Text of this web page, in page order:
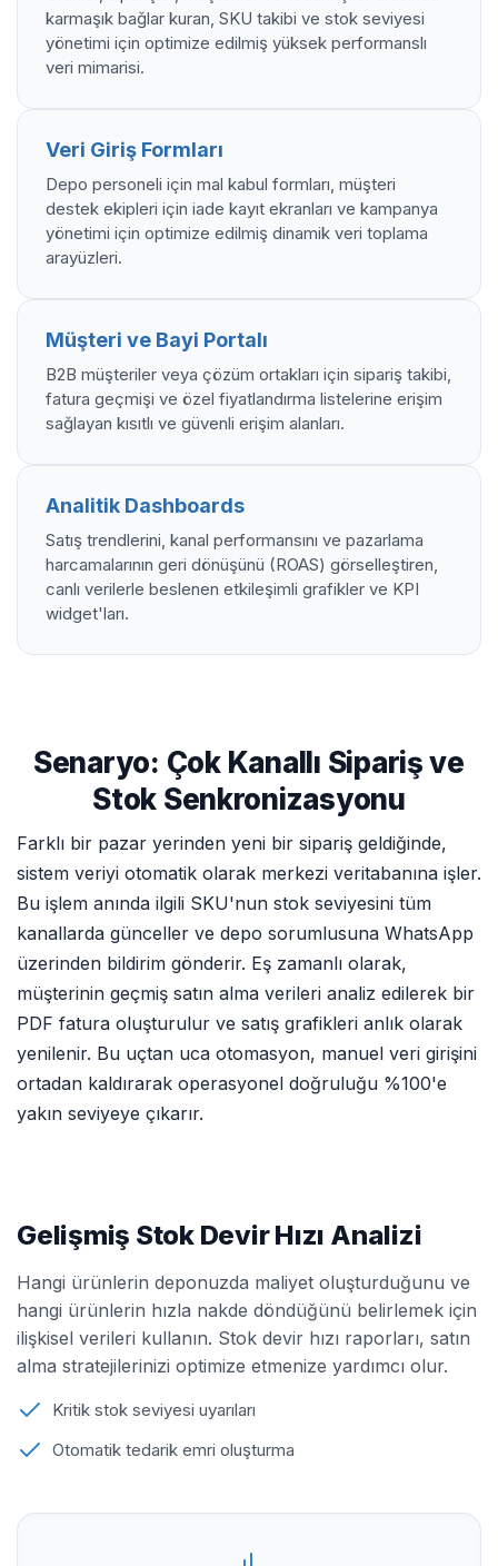
karmaşık bağlar kuran, SKU takibi ve stok seviyesi
yönetimi için optimize edilmiş yüksek performanslı
veri mimarisi.
Veri Giriş Formları
Depo personeli için mal kabul formları, müşteri
destek ekipleri için iade kayıt ekranları ve kampanya
yönetimi için optimize edilmiş dinamik veri toplama
arayüzleri.
Müşteri ve Bayi Portalı
B2B müşteriler veya çözüm ortakları için sipariş takibi,
fatura geçmişi ve özel fiyatlandırma listelerine erişim
sağlayan kısıtlı ve güvenli erişim alanları.
Analitik Dashboards
Satış trendlerini, kanal performansını ve pazarlama
harcamalarının geri dönüşünü (ROAS) görselleştiren,
canlı verilerle beslenen etkileşimli grafikler ve KPI
widget'ları.
Senaryo: Çok Kanallı Sipariş ve
Stok Senkronizasyonu
Farklı bir pazar yerinden yeni bir sipariş geldiğinde,
sistem veriyi otomatik olarak merkezi veritabanına işler.
Bu işlem anında ilgili SKU'nun stok seviyesini tüm
kanallarda günceller ve depo sorumlusuna WhatsApp
üzerinden bildirim gönderir. Eş zamanlı olarak,
müşterinin geçmiş satın alma verileri analiz edilerek bir
PDF fatura oluşturulur ve satış grafikleri anlık olarak
yenilenir. Bu uçtan uca otomasyon, manuel veri girişini
ortadan kaldırarak operasyonel doğruluğu %100'e
yakın seviyeye çıkarır.
Gelişmiş Stok Devir Hızı Analizi
Hangi ürünlerin deponuzda maliyet oluşturduğunu ve
hangi ürünlerin hızla nakde döndüğünü belirlemek için
ilişkisel verileri kullanın. Stok devir hızı raporları, satın
alma stratejilerinizi optimize etmenize yardımcı olur.
Kritik stok seviyesi uyarıları
Otomatik tedarik emri oluşturma